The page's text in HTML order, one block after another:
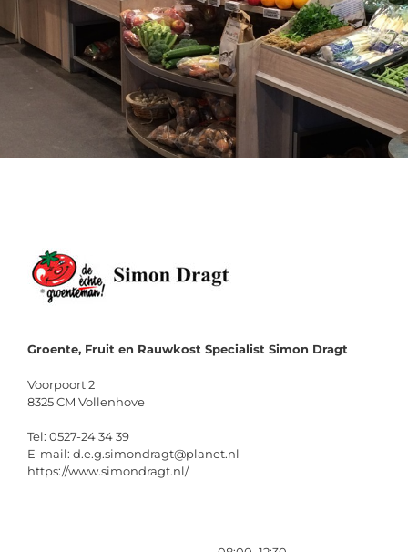
Groente, Fruit en Rauwkost Specialist Simon Dragt
Voorpoort 2
8325 CM Vollenhove
Tel: 0527-24 34 39
E-mail: d.e.g.simondragt@planet.nl
https://www.simondragt.nl/